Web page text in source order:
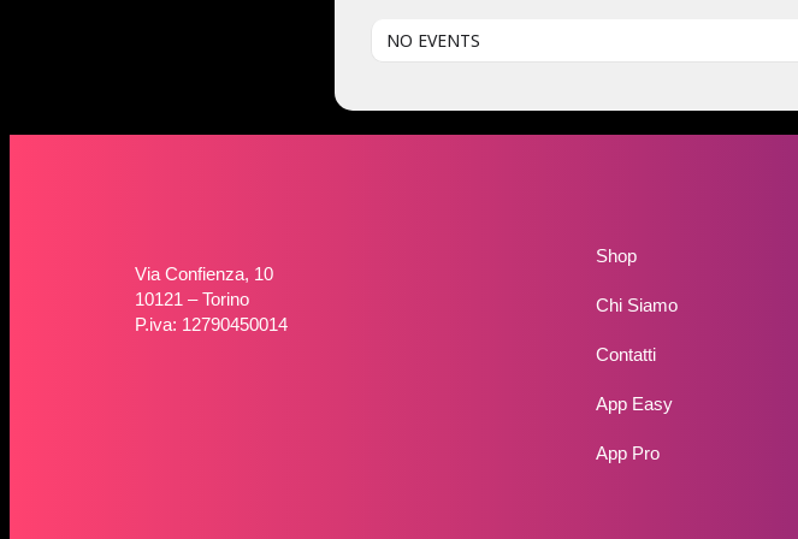
NO EVENTS
Via Confienza, 10
10121 – Torino
P.iva: 12790450014
Shop
Chi Siamo
Contatti
App Easy
App Pro